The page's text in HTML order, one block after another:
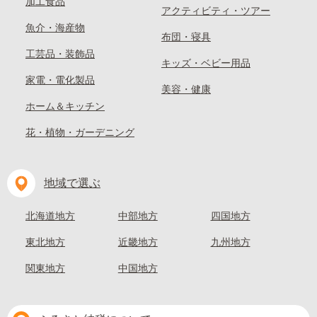
魚介・海産物
工芸品・装飾品
家電・電化製品
ホーム＆キッチン
花・植物・ガーデニング
アクティビティ・ツアー
布団・寝具
キッズ・ベビー用品
美容・健康
地域で選ぶ
北海道地方
東北地方
関東地方
中部地方
近畿地方
中国地方
四国地方
九州地方